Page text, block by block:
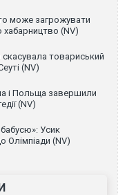
може загрожувати
хабарництво (NV)
товариський
(NV)
і Польща завершили
(NV)
Усик
Олімпіади (NV)